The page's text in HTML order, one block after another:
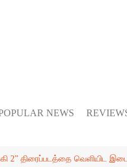
NEWS
2” திரைப்படத்தை வெளியிட